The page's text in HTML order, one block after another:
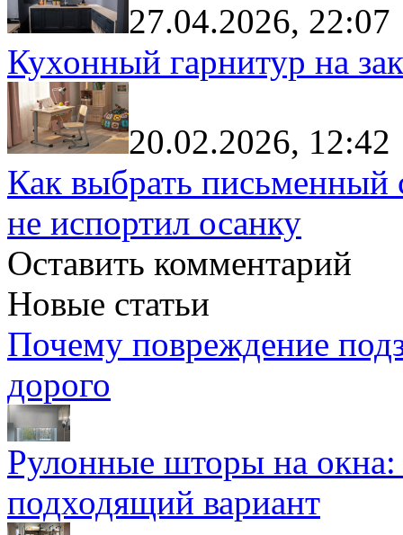
27.04.2026, 22:07
Кухонный гарнитур на
20.02.2026, 12:42
Как выбрать письменный
не испортил осанку
Оставить комментарий
Новые статьи
Почему повреждение
дорого
Рулонные шторы на
подходящий вариант